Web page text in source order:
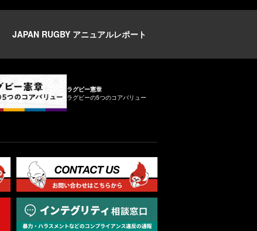
JAPAN RUGBY アニュアルレポート
ラグビー憲章
ラグビーの5つのコアバリュー